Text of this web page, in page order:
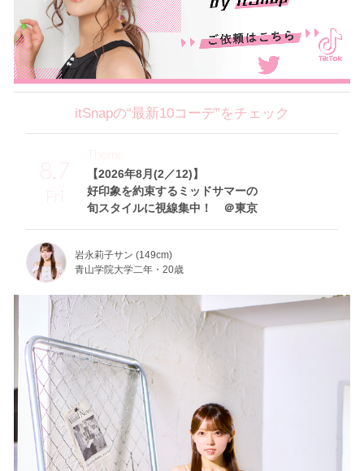
itSnapの“最新10コーデ”をチェック
8.7
Fri
【2026年8月(2／12)】
好印象を約束するミッドサマーの
旬スタイルに視線集中！ ＠東京
Theme
岩永莉子サン (149cm)
青山学院大学二年・20歳